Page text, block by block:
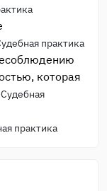
практика
которая
Судебная
практика